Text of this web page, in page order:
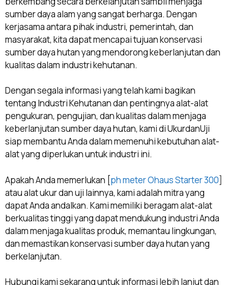
sumber daya alam yang sangat berharga. Dengan
kerjasama antara pihak industri, pemerintah, dan
masyarakat, kita dapat mencapai tujuan konservasi
sumber daya hutan yang mendorong keberlanjutan dan
kualitas dalam industri kehutanan.
Dengan segala informasi yang telah kami bagikan
tentang Industri Kehutanan dan pentingnya alat-alat
pengukuran, pengujian, dan kualitas dalam menjaga
keberlanjutan sumber daya hutan, kami di UkurdanUji
siap membantu Anda dalam memenuhi kebutuhan alat-
alat yang diperlukan untuk industri ini.
Apakah Anda memerlukan [ph meter Ohaus Starter 300]
atau alat ukur dan uji lainnya, kami adalah mitra yang
dapat Anda andalkan. Kami memiliki beragam alat-alat
berkualitas tinggi yang dapat mendukung industri Anda
dalam menjaga kualitas produk, memantau lingkungan,
dan memastikan konservasi sumber daya hutan yang
berkelanjutan.
Hubungi kami sekarang untuk informasi lebih lanjut dan